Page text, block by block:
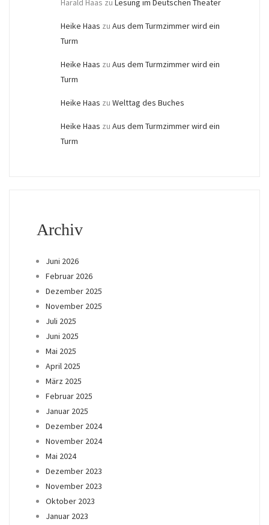
Harald Haas zu Lesung im Deutschen Theater
Heike Haas zu Aus dem Turmzimmer wird ein
Turm
Heike Haas zu Aus dem Turmzimmer wird ein
Turm
Heike Haas zu Welttag des Buches
Heike Haas zu Aus dem Turmzimmer wird ein
Turm
Archiv
Juni 2026
Februar 2026
Dezember 2025
November 2025
Juli 2025
Juni 2025
Mai 2025
April 2025
März 2025
Februar 2025
Januar 2025
Dezember 2024
November 2024
Mai 2024
Dezember 2023
November 2023
Oktober 2023
Januar 2023